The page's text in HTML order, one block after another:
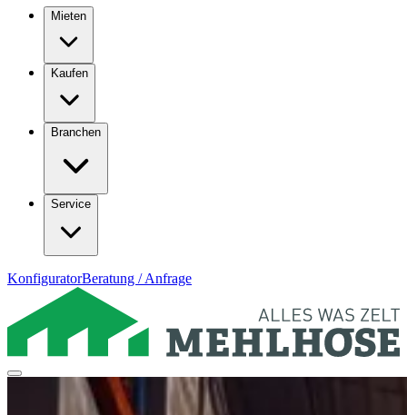
Mieten
Kaufen
Branchen
Service
KonfiguratorBeratung / Anfrage